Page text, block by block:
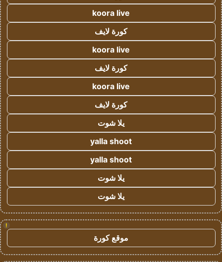
koora live
كورة لايف
koora live
كورة لايف
koora live
كورة لايف
يلا شوت
yalla shoot
yalla shoot
يلا شوت
يلا شوت
!
موقع كورة